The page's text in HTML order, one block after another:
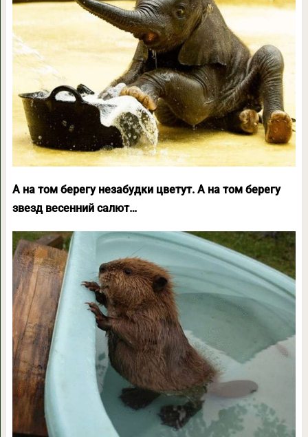
А на том берегу незабудки цветут. А на том берегу
звезд весенний салют…